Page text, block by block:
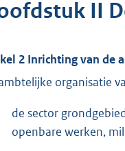
II
2 Inrichting van de
organisatie
de sector
openbare werken,